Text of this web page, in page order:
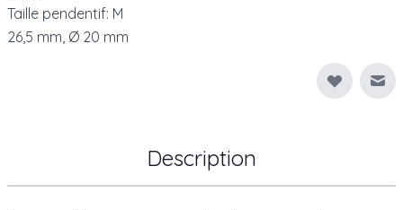
Taille pendentif: M
26,5 mm, Ø 20 mm
Description